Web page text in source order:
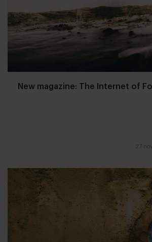
New magazine: The Internet of
27